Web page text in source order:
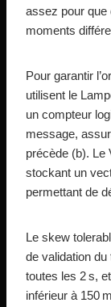
assez pour que
moments
Pour garantir
utilisent le
un compteur
message,
précède (b). Le
stockant un
permettant de
Le skew
de validation
toutes les 2 s,
inférieur à 150